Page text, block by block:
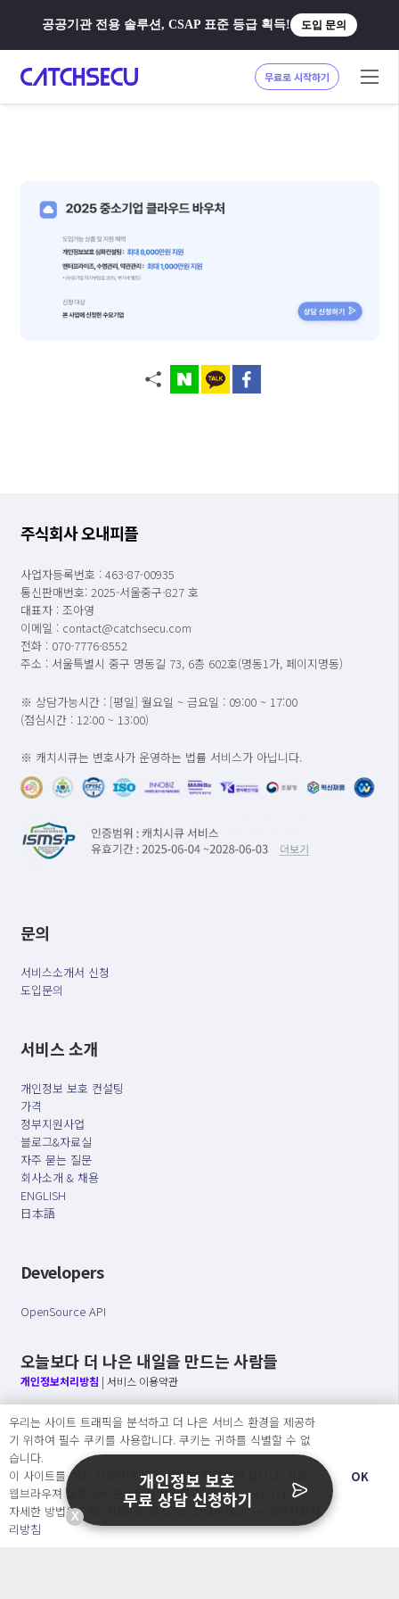
공공기관 전용 솔루션, CSAP 표준 등급 획득! 도입 문의
무료로 시작하기
주식회사 오내피플
사업자등록번호 : 463-87-00935
통신판매번호: 2025-서울중구-827 호
대표자 : 조아영
이메일 : contact@catchsecu.com
전화 : 070-7776-8552
주소 : 서울특별시 중구 명동길 73, 6층 602호(명동1가, 페이지명동)
※ 상담가능시간 : [평일] 월요일 ~ 금요일 : 09:00 ~ 17:00
(점심시간 : 12:00 ~ 13:00)
※ 캐치시큐는 변호사가 운영하는 법률 서비스가 아닙니다.
문의
서비스소개서 신청
도입문의
서비스 소개
개인정보 보호 컨설팅
가격
정부지원사업
블로그&자료실
자주 묻는 질문
회사소개 & 채용
ENGLISH
日本語
Developers
OpenSource API
오늘보다 더 나은 내일을 만드는 사람들
개인정보처리방침 | 서비스 이용약관
○ 개인정보보호 컴플라이언스를 선도하겠습니다.
○ 정보주체의 권리를 보장하겠습니다.
○ 기업의 개인정보보호를 위한 효율적 관리를 보장하겠습니다.
Copyright Ⓒ
2026 O.NE PEOPLE Co., Ltd. All rights reserved.
우리는 사이트 트래픽을 분석하고 더 나은 서비스 환경을 제공하
기 위하여 필수 쿠키를 사용합니다. 쿠키는 귀하를 식별할 수 없
습니다.
이 사이트를 계속 사용하면 쿠키 사용에 동의하게 됩니다. 귀하는
웹브라우져 설정에서 언제든지 쿠키를 삭제 할 수있습니다.
자세한 방법은 “개인정보처리방침” 을 참고하세요. →
리방침
OK
X
개인정보 보호
무료 상담 신청하기